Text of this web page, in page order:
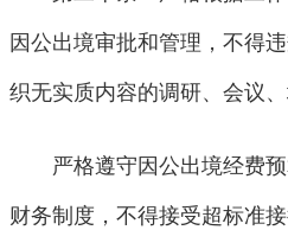
因公出境审批和管理，不得
织无实质内容的调研、会议、
严格遵守因公出境经费预
财务制度，不得接受超标准